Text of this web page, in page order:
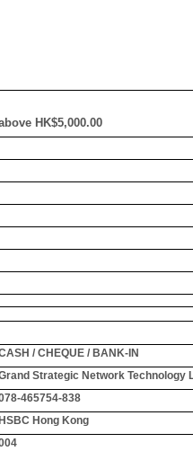
HK$5,000.00
/ CHEQUE / BANK-IN
Strategic Network Technology
465754-838
HSBC Hong Kong